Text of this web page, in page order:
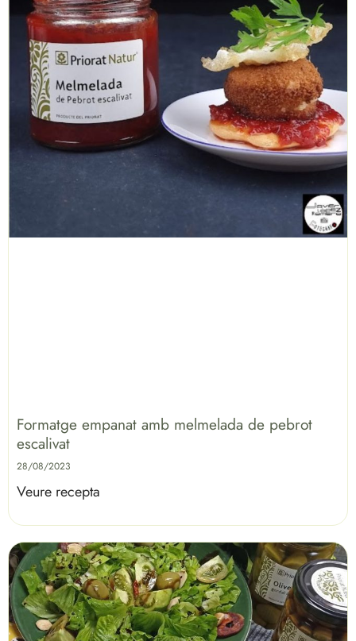
Formatge empanat amb melmelada de pebrot
escalivat
28/08/2023
Veure recepta